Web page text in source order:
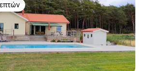
επισκεπτών